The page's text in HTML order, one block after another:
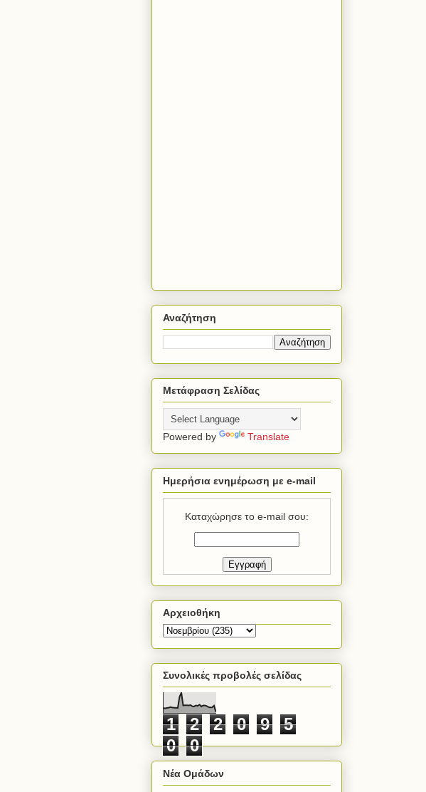
Αναζήτηση
Μετάφραση Σελίδας
Powered by Translate
Ημερήσια ενημέρωση με e-mail
Καταχώρησε το e-mail σου:
Αρχειοθήκη
Συνολικές προβολές σελίδας
1 2 2 0 9
5
0
0
Νέα Ομάδων